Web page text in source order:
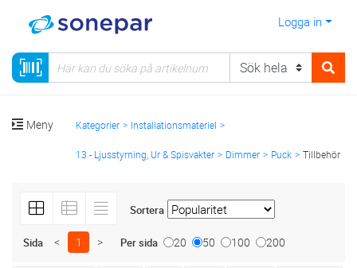
Logga in
Meny Kategorier Installationsmateriel
13 - Ljusstyrning, Ur & Spisvakter Dimmer Puck Tillbehör
Sortera
Sida < 1 > Per sida 20 50 100 200